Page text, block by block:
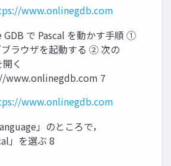
www.onlinegdb.com
GDB で Pascal を動かす手順 ①
ラウザを起動する ② 次の
く
www.onlinegdb.com 7
www.onlinegdb.com
」のところで，
」を選ぶ 8